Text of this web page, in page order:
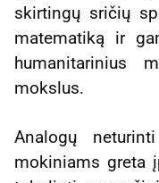
skirtingų sričių
matematiką ir
humanitarinius
mokslus.
Analogų
mokiniams greta